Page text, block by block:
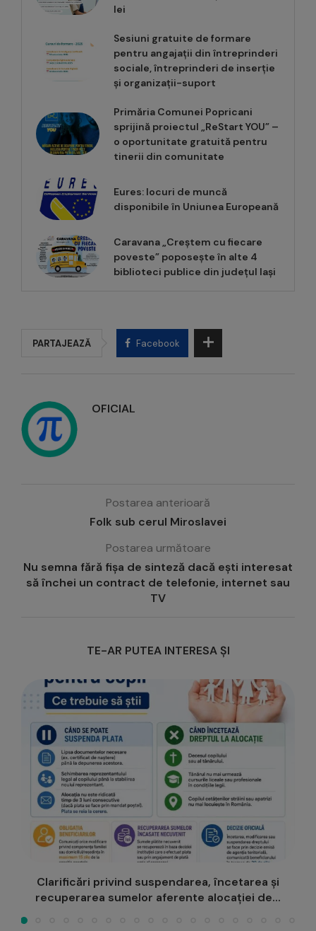
lei
Sesiuni gratuite de formare
pentru angajații din întreprinderi
sociale, întreprinderi de inserție
și organizații-suport
Primăria Comunei Popricani
sprijină proiectul „ReStart YOU” –
o oportunitate gratuită pentru
tinerii din comunitate
Eures: locuri de muncă
disponibile în Uniunea Europeană
Caravana „Creștem cu fiecare
poveste” poposește în alte 4
biblioteci publice din județul Iași
PARTAJEAZĂ Facebook
OFICIAL
Postarea anterioară
Folk sub cerul Miroslavei
Postarea următoare
Nu semna fără fișa de sinteză dacă ești interesat
să închei un contract de telefonie, internet sau
TV
TE-AR PUTEA INTERESA ȘI
Clarificări privind suspendarea, încetarea și
recuperarea sumelor aferente alocației de...